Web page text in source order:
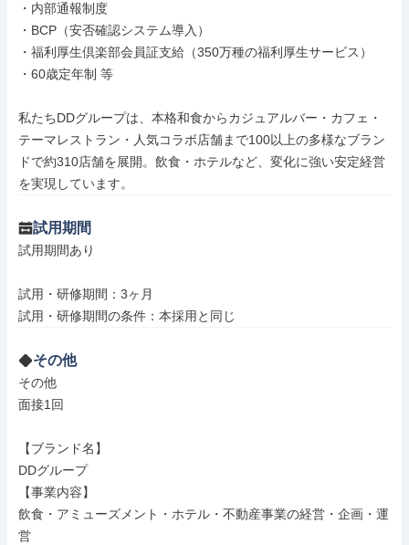
・内部通報制度
・BCP（安否確認システム導入）
・福利厚生倶楽部会員証支給（350万種の福利厚生サービス）
・60歳定年制 等
私たちDDグループは、本格和食からカジュアルバー・カフェ・
テーマレストラン・人気コラボ店舗まで100以上の多様なブラン
ドで約310店舗を展開。飲食・ホテルなど、変化に強い安定経営
を実現しています。
試用期間
試用期間あり
試用・研修期間：3ヶ月
その他
その他
面接1回
【ブランド名】
DDグループ
【事業内容】
飲食・アミューズメント・ホテル・不動産事業の経営・企画・運
営